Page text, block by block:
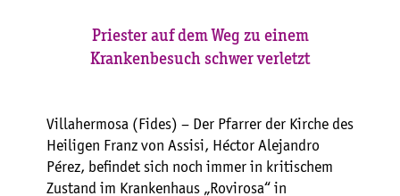
Priester auf dem Weg zu einem
Krankenbesuch schwer verletzt
Villahermosa (Fides) – Der Pfarrer der Kirche des
Heiligen Franz von Assisi, Héctor Alejandro
Pérez, befindet sich noch immer in kritischem
Zustand im Krankenhaus „Rovirosa“ in